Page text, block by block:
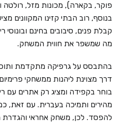
פוקר, בקארה), מכונות מזל, רולטה
בנוסף, רוב הבתי קזינו המקוונים
קבלת פנים, סיבובים בחינם ובונוסי
מה שמשפר את חווית המשחק.
בהתבסס על גרפיקה מתקדמת
בוחר בקפידה ומציג רק אתרים עם
מהירים ותמיכה בעברית. עם זאת,
להפסד. לכן, משחק אחראי והגדרת